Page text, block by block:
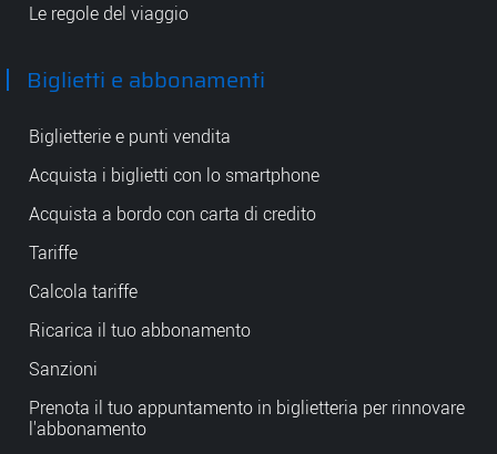
Le regole del viaggio
Biglietti e abbonamenti
Biglietterie e punti vendita
Acquista i biglietti con lo smartphone
Acquista a bordo con carta di credito
Tariffe
Calcola tariffe
Ricarica il tuo abbonamento
Sanzioni
Prenota il tuo appuntamento in biglietteria per rinnovare
l'abbonamento